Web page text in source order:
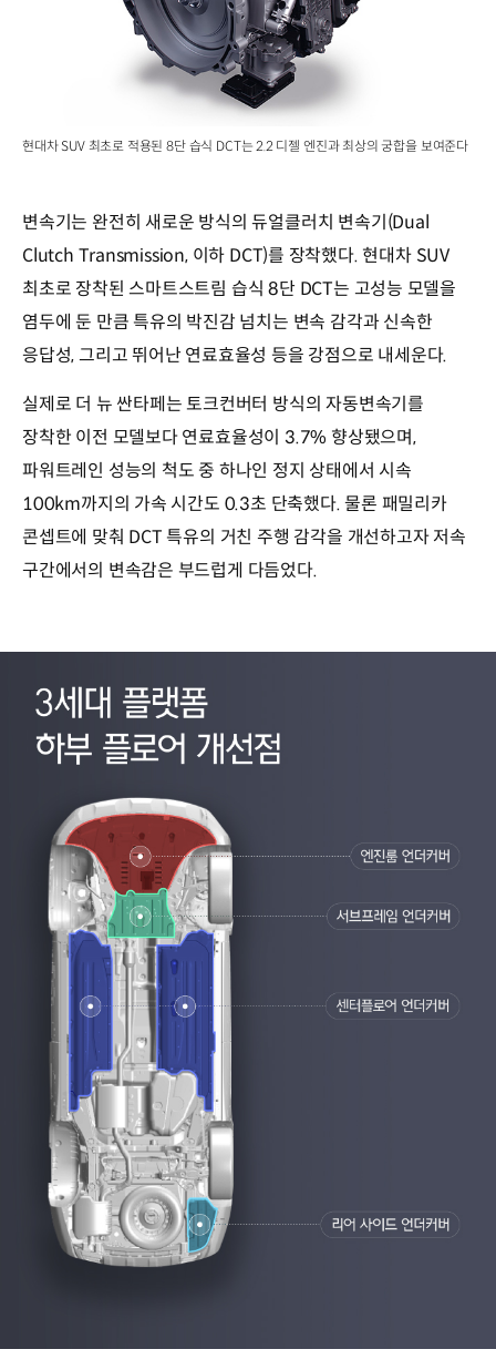
현대차 SUV 최초로 적용된 8단 습식 DCT는 2.2 디젤 엔진과 최상의 궁합을 보여준다
변속기는 완전히 새로운 방식의 듀얼클러치 변속기(Dual
Clutch Transmission, 이하 DCT)를 장착했다. 현대차 SUV
최초로 장착된 스마트스트림 습식 8단 DCT는 고성능 모델을
염두에 둔 만큼 특유의 박진감 넘치는 변속 감각과 신속한
응답성, 그리고 뛰어난 연료효율성 등을 강점으로 내세운다.
실제로 더 뉴 싼타페는 토크컨버터 방식의 자동변속기를
장착한 이전 모델보다 연료효율성이 3.7% 향상됐으며,
파워트레인 성능의 척도 중 하나인 정지 상태에서 시속
100km까지의 가속 시간도 0.3초 단축했다. 물론 패밀리카
콘셉트에 맞춰 DCT 특유의 거친 주행 감각을 개선하고자 저속
구간에서의 변속감은 부드럽게 다듬었다.